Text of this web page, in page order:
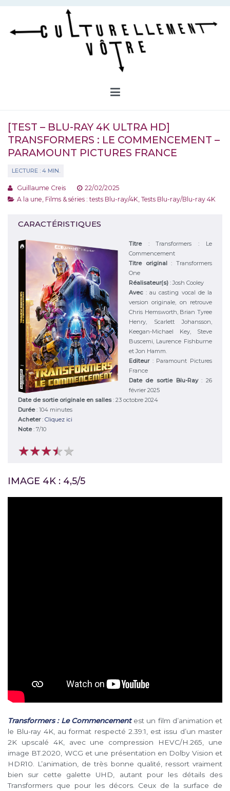
Aller
contenu
[TEST – BLU-RAY 4K ULTRA HD]
TRANSFORMERS : LE COMMENCEMENT –
PARAMOUNT PICTURES FRANCE
Guillaume Creis
22/02/2025
A la une Films & séries : tests Blu-ray/4K Tests Blu-ray/Blu-ray 4K
CARACTÉRISTIQUES
Titre :Transformers : Le
Commencement
Titre original: Transformers
One
Réalisateur(s) :Josh Cooley
Avec :au casting vocal de la
version originale, on retrouve
Chris Hemsworth, Brian Tyree
Henry, Scarlett Johansson,
Keegan-Michael Key, Steve
Buscemi, Laurence Fishburne
et Jon Hamm.
Editeur : Paramount Pictures
France
Date de sortie Blu-Ray: 26
février 2025
Date de sortie originale en salles: 23 octobre 2024
Durée: 104 minutes
Acheter: Cliquez ici
Note: 7/10
★★★★★
★★★★★
IMAGE 4K : 4,5/5
Transformers : Le Commencementest un film d’animation et
le Blu-ray 4K, au format respecté 2.39:1, est issu d’un master
2K upscalé 4K, avec une compression HEVC/H.265, une
image BT.2020, WCG et une présentation en Dolby Vision et
HDR10. L’animation, de très bonne qualité, ressort vraiment
bien sur cette galette UHD, autant pour les détails des
Transformers que pour les décors. Ceux de la surface de